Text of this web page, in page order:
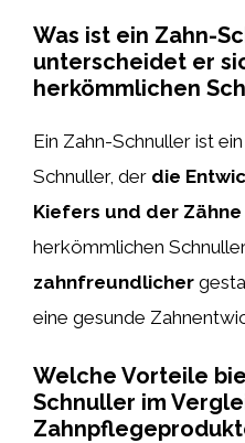
Was ist ein Zahn-
unterscheidet er
herkömmlichen
Ein Zahn-Schnuller ist
Schnuller, der die
Kiefers und der
herkömmlichen
zahnfreundlicher
eine gesunde
Welche Vorteile
Schnuller im